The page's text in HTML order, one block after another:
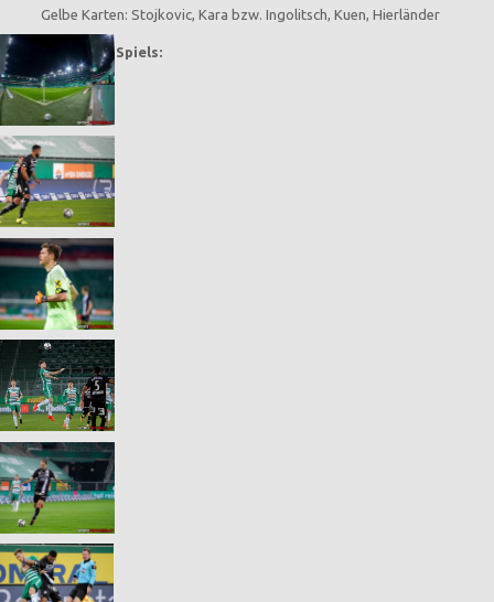
Gelbe Karten: Stojkovic, Kara bzw. Ingolitsch, Kuen, Hierländer
Bilder des Spiels: